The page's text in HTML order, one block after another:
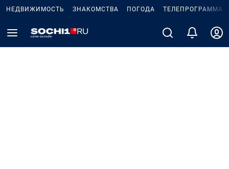
НЕДВИЖИМОСТЬ ЗНАКОМСТВА ПОГОДА ТЕЛЕПРОГРАММА